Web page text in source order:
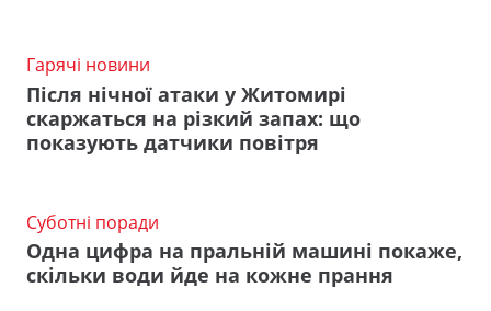
Гарячі новини
Після нічної атаки у Житомирі
скаржаться на різкий запах: що
показують датчики повітря
Суботні поради
Одна цифра на пральній машині покаже,
скільки води йде на кожне прання